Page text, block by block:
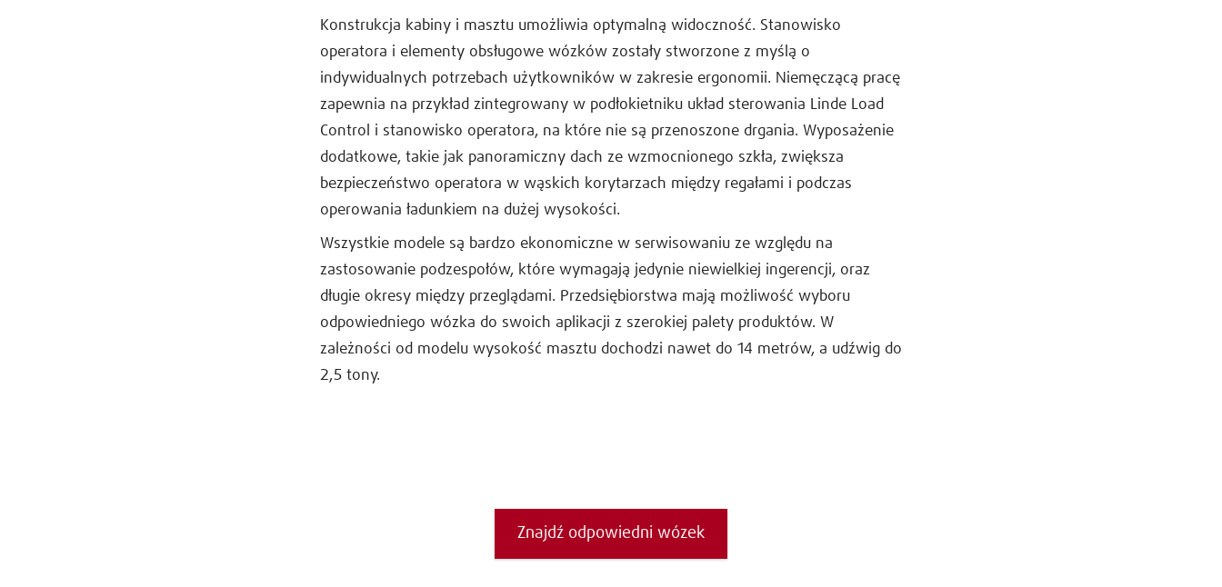
Konstrukcja kabiny i masztu umożliwia optymalną widoczność. Stanowisko
operatora i elementy obsługowe wózków zostały stworzone z myślą o
indywidualnych potrzebach użytkowników w zakresie ergonomii. Niemęczącą pracę
zapewnia na przykład zintegrowany w podłokietniku układ sterowania Linde Load
Control i stanowisko operatora, na które nie są przenoszone drgania. Wyposażenie
dodatkowe, takie jak panoramiczny dach ze wzmocnionego szkła, zwiększa
bezpieczeństwo operatora w wąskich korytarzach między regałami i podczas
operowania ładunkiem na dużej wysokości.
Wszystkie modele są bardzo ekonomiczne w serwisowaniu ze względu na
zastosowanie podzespołów, które wymagają jedynie niewielkiej ingerencji, oraz
długie okresy między przeglądami. Przedsiębiorstwa mają możliwość wyboru
odpowiedniego wózka do swoich aplikacji z szerokiej palety produktów. W
zależności od modelu wysokość masztu dochodzi nawet do 14 metrów, a udźwig do
2,5 tony.
Znajdź odpowiedni wózek